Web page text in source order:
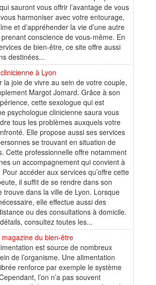
sauront vous offrir l’avantage de vous
harmoniser avec votre entourage,
et d’appréhender la vie d’une autre
conscience de vous-même. En
de bien-être, ce site offre aussi
destinées...
à Lyon
la joie de vivre au sein de votre couple,
Margot Jomard. Grâce à son
cette sexologue qui est
psychologue clinicienne saura vous
tous les problèmes auxquels votre
Elle propose aussi ses services
se trouvant en situation de
Cette professionnelle offre notamment
un accompagnement qui convient à
accéder aux services qu’offre cette
il suffit de se rendre dans son
trouve dans la ville de Lyon. Lorsque
elle effectue aussi des
ou des consultations à domicile.
consultez toutes les...
du bien-être
est source de nombreux
de l’organisme. Une alimentation
renforce par exemple le système
l’on n’a pas souvent